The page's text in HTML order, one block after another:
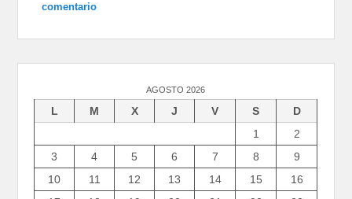
comentario
AGOSTO 2026
L M X J V S
D
1
2
3
4 5 6 7 8
9
10
11 12 13 14 15
16